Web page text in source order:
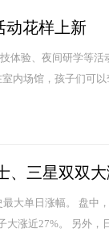
动花样上新
体验、夜间研学等
内场馆，孩子们可
、三星双双
大单日涨幅。 盘
涨近27%。 另外，